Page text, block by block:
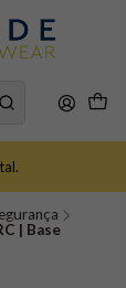
| Base